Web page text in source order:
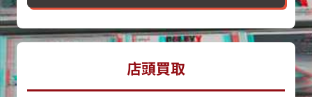
店頭買取